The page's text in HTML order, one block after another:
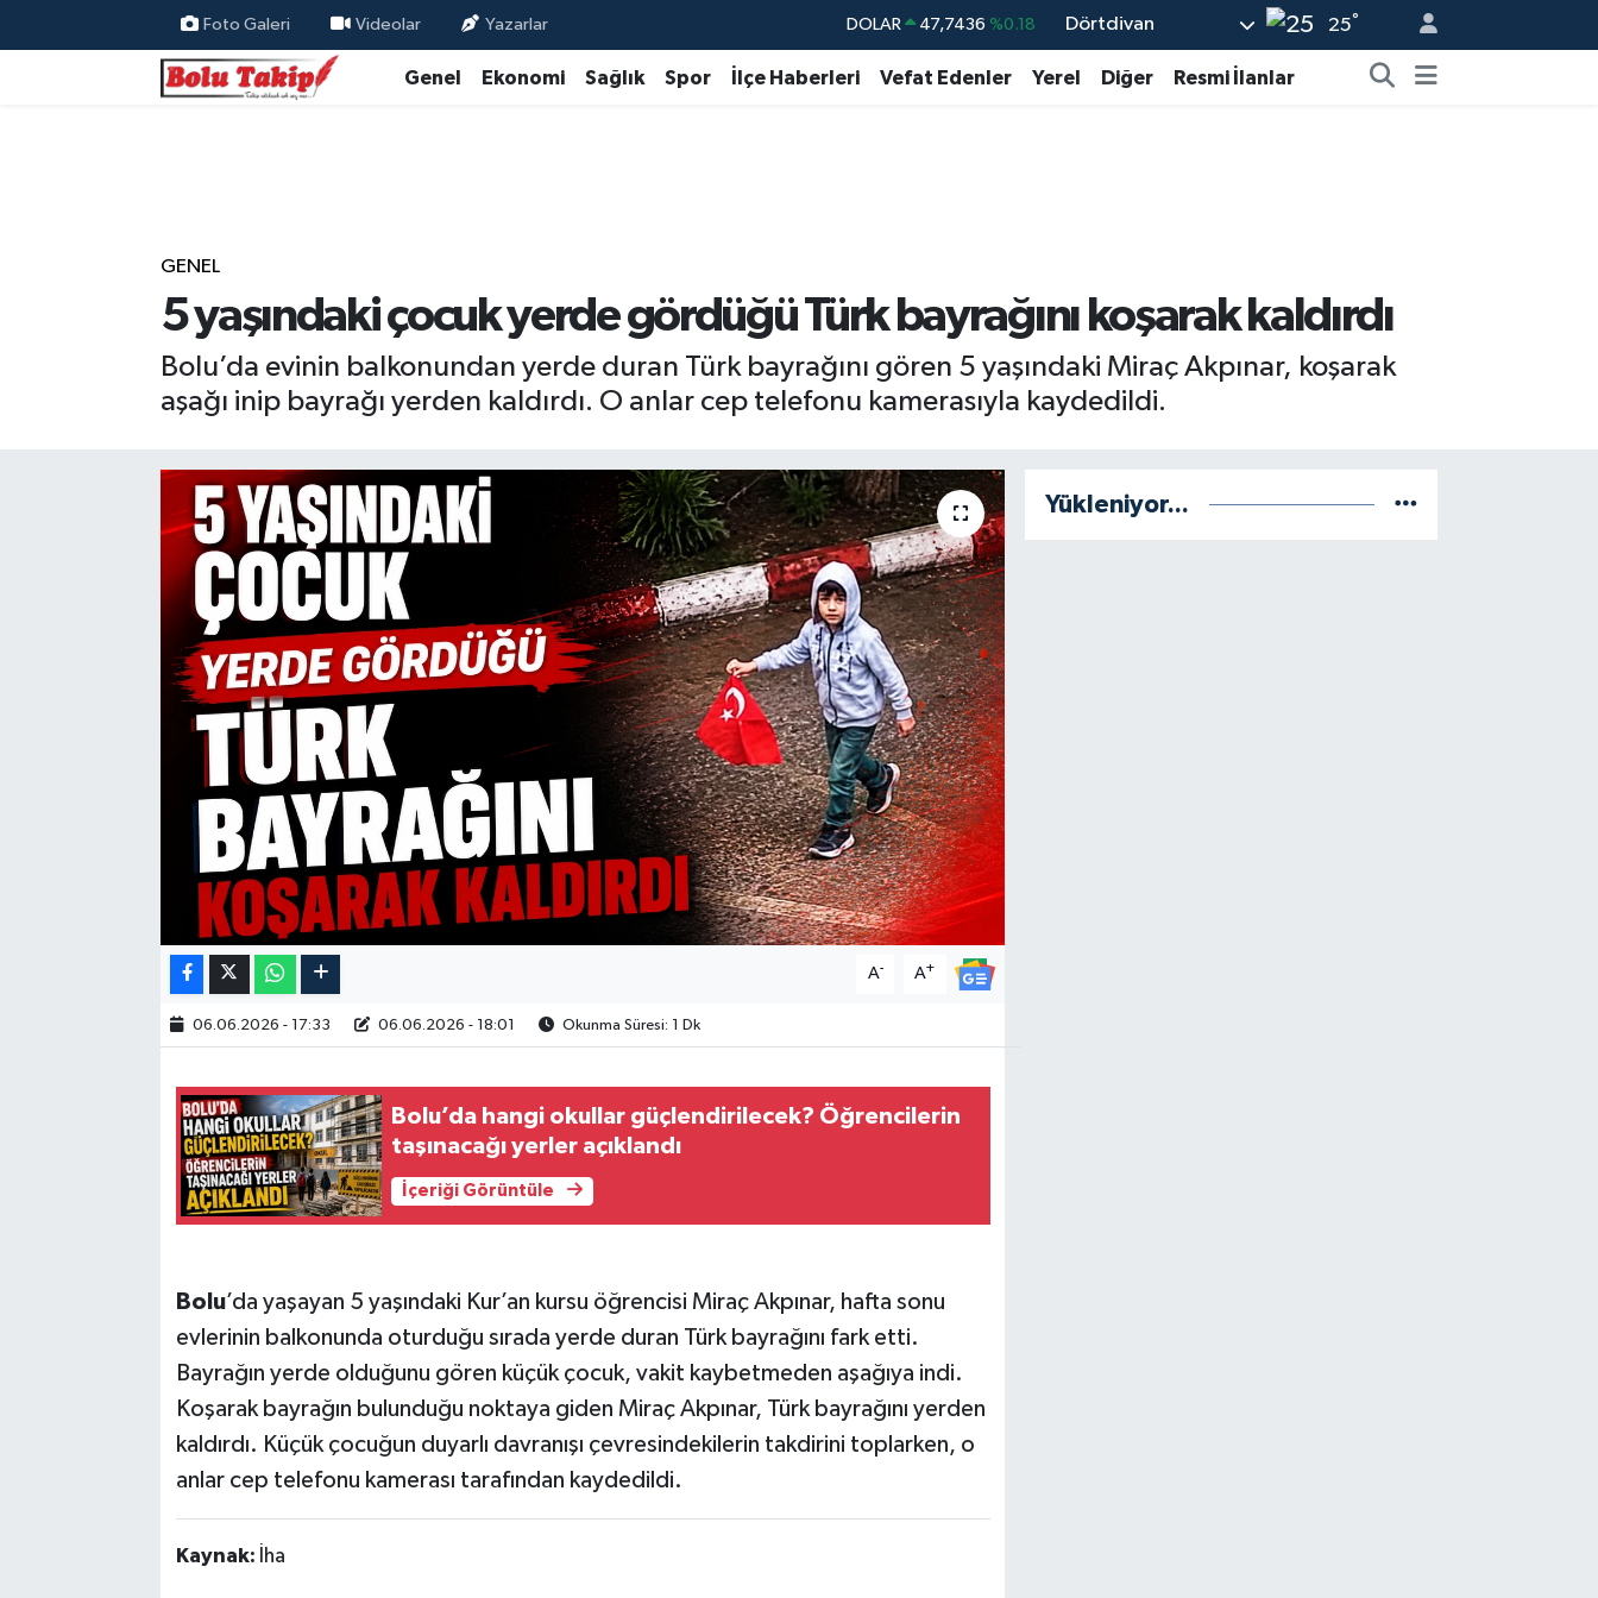
Foto Galeri Videolar Yazarlar DOLAR 47,7436 %0.18
EURO 55,2510 %0.32
Dörtdivan 25°
Genel Ekonomi Sağlık Spor İlçe Haberleri Vefat Edenler Yerel Diğer Resmi İlanlar
GENEL
5 yaşındaki çocuk yerde gördüğü Türk bayrağını koşarak kaldırdı
Bolu’da evinin balkonundan yerde duran Türk bayrağını gören 5 yaşındaki Miraç Akpınar, koşarak
aşağı inip bayrağı yerden kaldırdı. O anlar cep telefonu kamerasıyla kaydedildi.
A- A+
06.06.2026 - 17:33 06.06.2026 - 18:01 Okunma Süresi: 1 Dk
Bolu’da hangi okullar güçlendirilecek? Öğrencilerin
taşınacağı yerler açıklandı
İçeriği Görüntüle
Bolu’da yaşayan 5 yaşındaki Kur’an kursu öğrencisi Miraç Akpınar, hafta sonu
evlerinin balkonunda oturduğu sırada yerde duran Türk bayrağını fark etti.
Bayrağın yerde olduğunu gören küçük çocuk, vakit kaybetmeden aşağıya indi.
Koşarak bayrağın bulunduğu noktaya giden Miraç Akpınar, Türk bayrağını yerden
kaldırdı. Küçük çocuğun duyarlı davranışı çevresindekilerin takdirini toplarken, o
anlar cep telefonu kamerası tarafından kaydedildi.
Kaynak: İha
Yükleniyor...